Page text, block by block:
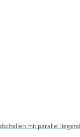
mit parallel